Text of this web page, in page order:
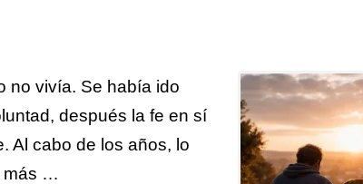
no vivía. Se había ido
después la fe en sí
Al cabo de los años, lo
más …